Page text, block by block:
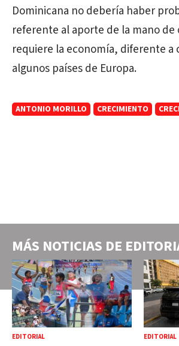
Dominicana no debería haber
referente al aporte de la mano de
requiere la economía, diferente a
algunos países de Europa.
ANTONIO MORILLO CRECIMIENTO
MÁS NOTICIAS DE
EDITORIAL EDITORIAL